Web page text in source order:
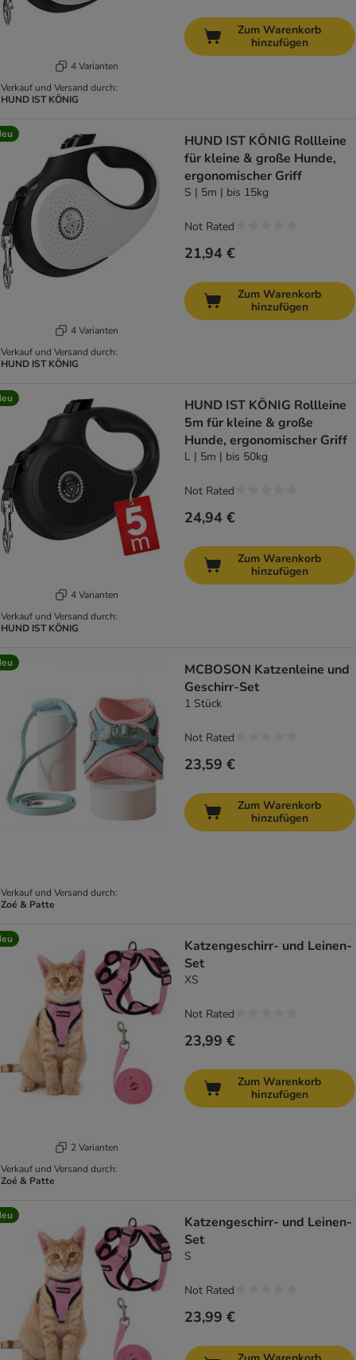
4 Varianten
Verkauf und Versand durch:
HUND IST KÖNIG
Zum Warenkorb
hinzufügen
4 Varianten
Verkauf und Versand durch:
HUND IST KÖNIG
HUND IST KÖNIG Rollleine
für kleine & große Hunde,
ergonomischer Griff
S | 5m | bis 15kg
21,94 €
Not Rated
Zum Warenkorb
hinzufügen
4 Varianten
Verkauf und Versand durch:
HUND IST KÖNIG
HUND IST KÖNIG Rollleine
5m für kleine & große
Hunde, ergonomischer Griff
L | 5m | bis 50kg
24,94 €
Not Rated
Zum Warenkorb
hinzufügen
Verkauf und Versand durch:
Zoé & Patte
MCBOSON Katzenleine und
Geschirr-Set
1 Stück
23,59 €
Not Rated
Zum Warenkorb
hinzufügen
2 Varianten
Verkauf und Versand durch:
Zoé & Patte
Katzengeschirr- und Leinen-
Set
XS
23,99 €
Not Rated
Zum Warenkorb
hinzufügen
Katzengeschirr- und Leinen-
Set
S
23,99 €
Not Rated